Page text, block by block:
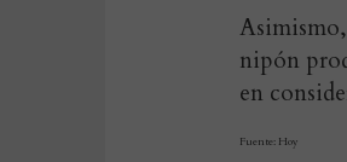
nipón
en
Fuente: Hoy